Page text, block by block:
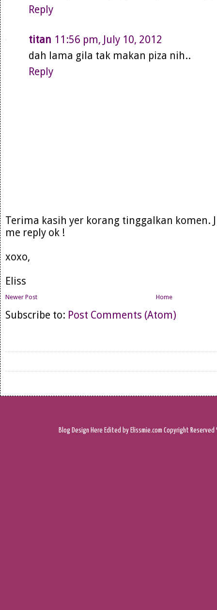
Reply
titan 11:56 pm, July 10, 2012
dah lama gila tak makan piza nih..
Reply
Terima kasih yer korang tinggalkan komen.
me reply ok !
xoxo,
Eliss
Newer Post Home
Subscribe to: Post Comments (Atom)
Blog Design Here Edited by Elissmie.com Copyright Reserved